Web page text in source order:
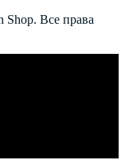
Shop. Все права